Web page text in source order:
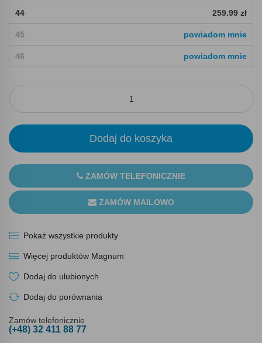
44 259.99 zł
45 powiadom mnie
46 powiadom mnie
Dodaj do koszyka
ZAMÓW TELEFONICZNIE
ZAMÓW MAILOWO
Pokaż wszystkie produkty
Więcej produktów Magnum
Dodaj do ulubionych
Dodaj do porównania
Zamów telefonicznie
(+48) 32 411 88 77